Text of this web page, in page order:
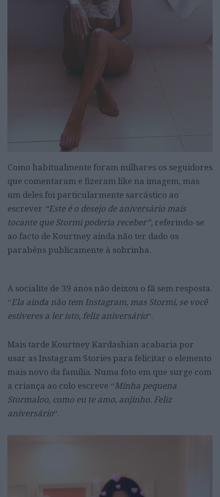
Como habitualmente foram milhares os seguidores
que comentaram e fizeram like na imagem, mas
um deles foi particularmente sarcástico ao
escrever “Este é o desejo de aniversário mais
tocante que Stormi poderia receber”, referindo-se
ao facto de Kourtney ainda não ter dado os
parabéns publicamente à sobrinha.
A socialite de 39 anos não deixou o fã sem resposta.
“Ela ainda não tem Instagram, mas Stormi, se você
estiveres a ler isto, feliz aniversário“.
Mais tarde Kourtney Kardashian acabaria por
usar as Instagram Stories para felicitar o elemento
mais novo da família. Numa foto em que surge com
a criança ao colo escreve “Minha pequena
Stormaloo, como eu te amo, anjinho. Feliz
aniversário“.